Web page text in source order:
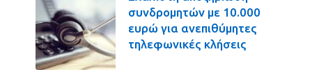
συνδρομητών με 10.000
ευρώ για ανεπιθύμητες
τηλεφωνικές κλήσεις